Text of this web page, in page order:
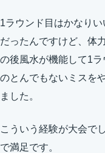
1ラウンド目はかなり
だったんですけど、体
の後風水が機能して1
のとんでもないミスを
ました。
こういう経験が大会で
で満足です。